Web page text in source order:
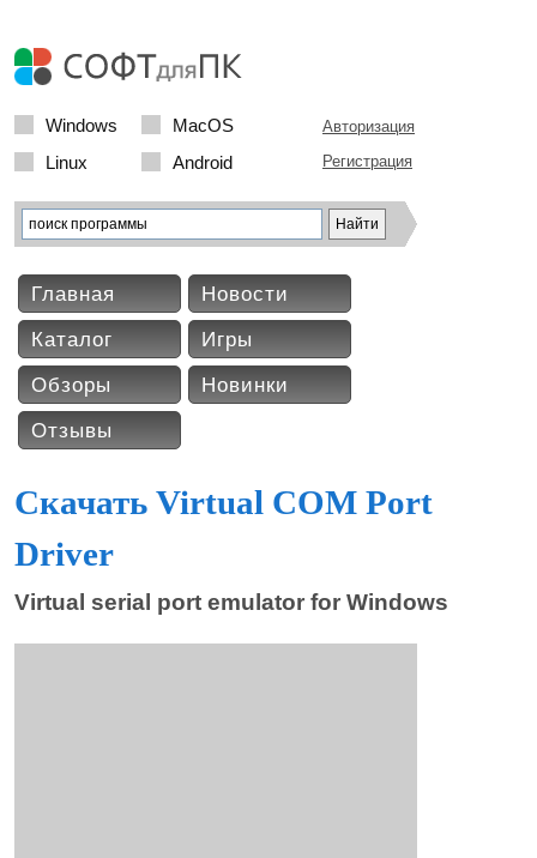
Windows
MacOS
Linux
Android
Авторизация
Регистрация
Главная
Новости
Каталог
Игры
Обзоры
Новинки
Отзывы
Скачать Virtual COM Port
Driver
Virtual serial port emulator for Windows